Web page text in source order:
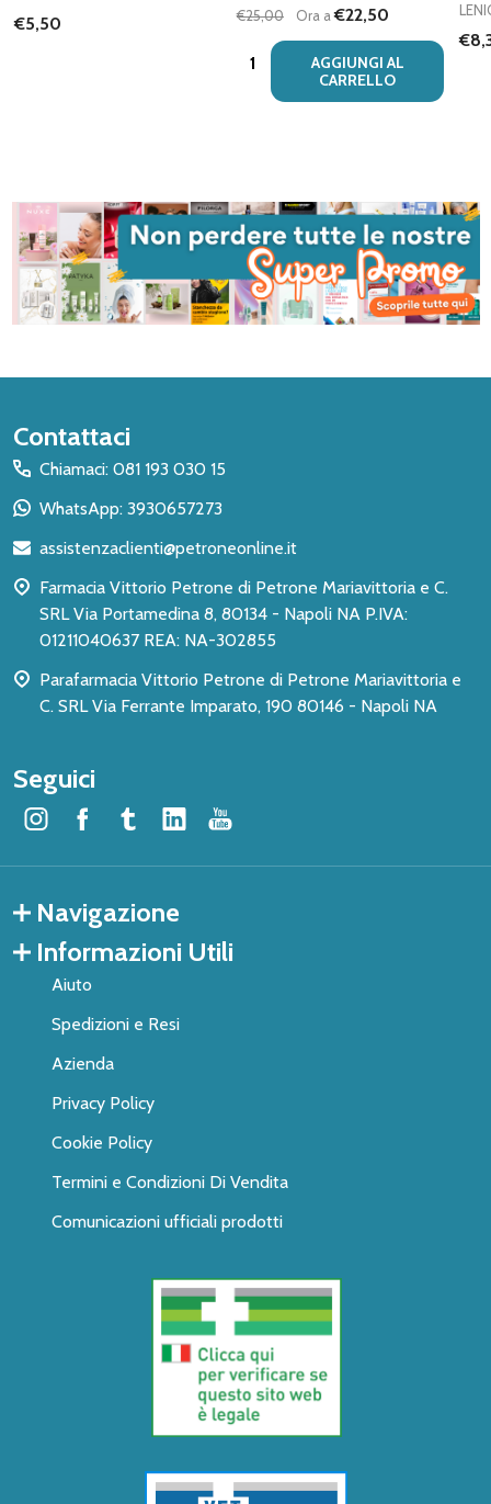
€5,50 €25,00 Ora a€22,50
Quantità:
AGGIUNGI AL
CARRELLO
Inizio
del
piè
pagina
Contattaci
Chiamaci: 081 193 030 15
WhatsApp: 3930657273
assistenzaclienti@petroneonline.it
Farmacia Vittorio Petrone di Petrone Mariavittoria e C.
SRL Via Portamedina 8, 80134 - Napoli NA P.IVA:
01211040637 REA: NA-302855
Parafarmacia Vittorio Petrone di Petrone Mariavittoria e
C. SRL Via Ferrante Imparato, 190 80146 - Napoli NA
Seguici
Navigazione
Informazioni Utili
Aiuto
Spedizioni e Resi
Azienda
Privacy Policy
Cookie Policy
Termini e Condizioni Di Vendita
Comunicazioni ufficiali prodotti